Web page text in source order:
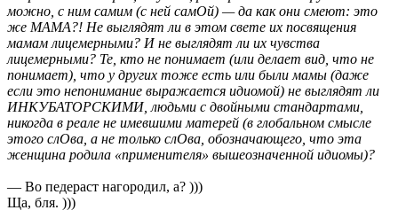
можно, с ним самим (с ней самОй) — да как они смеют: это
же МАМА?! Не выглядят ли в этом свете их посвящения
мамам лицемерными? И не выглядят ли их чувства
лицемерными? Те, кто не понимает (или делает вид, что не
понимает), что у других тоже есть или были мамы (даже
если это непонимание выражается идиомой) не выглядят ли
ИНКУБАТОРСКИМИ, людьми с двойными стандартами,
никогда в реале не имевшими матерей (в глобальном смысле
этого слОва, а не только слОва, обозначающего, что эта
женщина родила «применителя» вышеозначенной идиомы)?
— Во педераст нагородил, а? )))
Ща, бля. )))